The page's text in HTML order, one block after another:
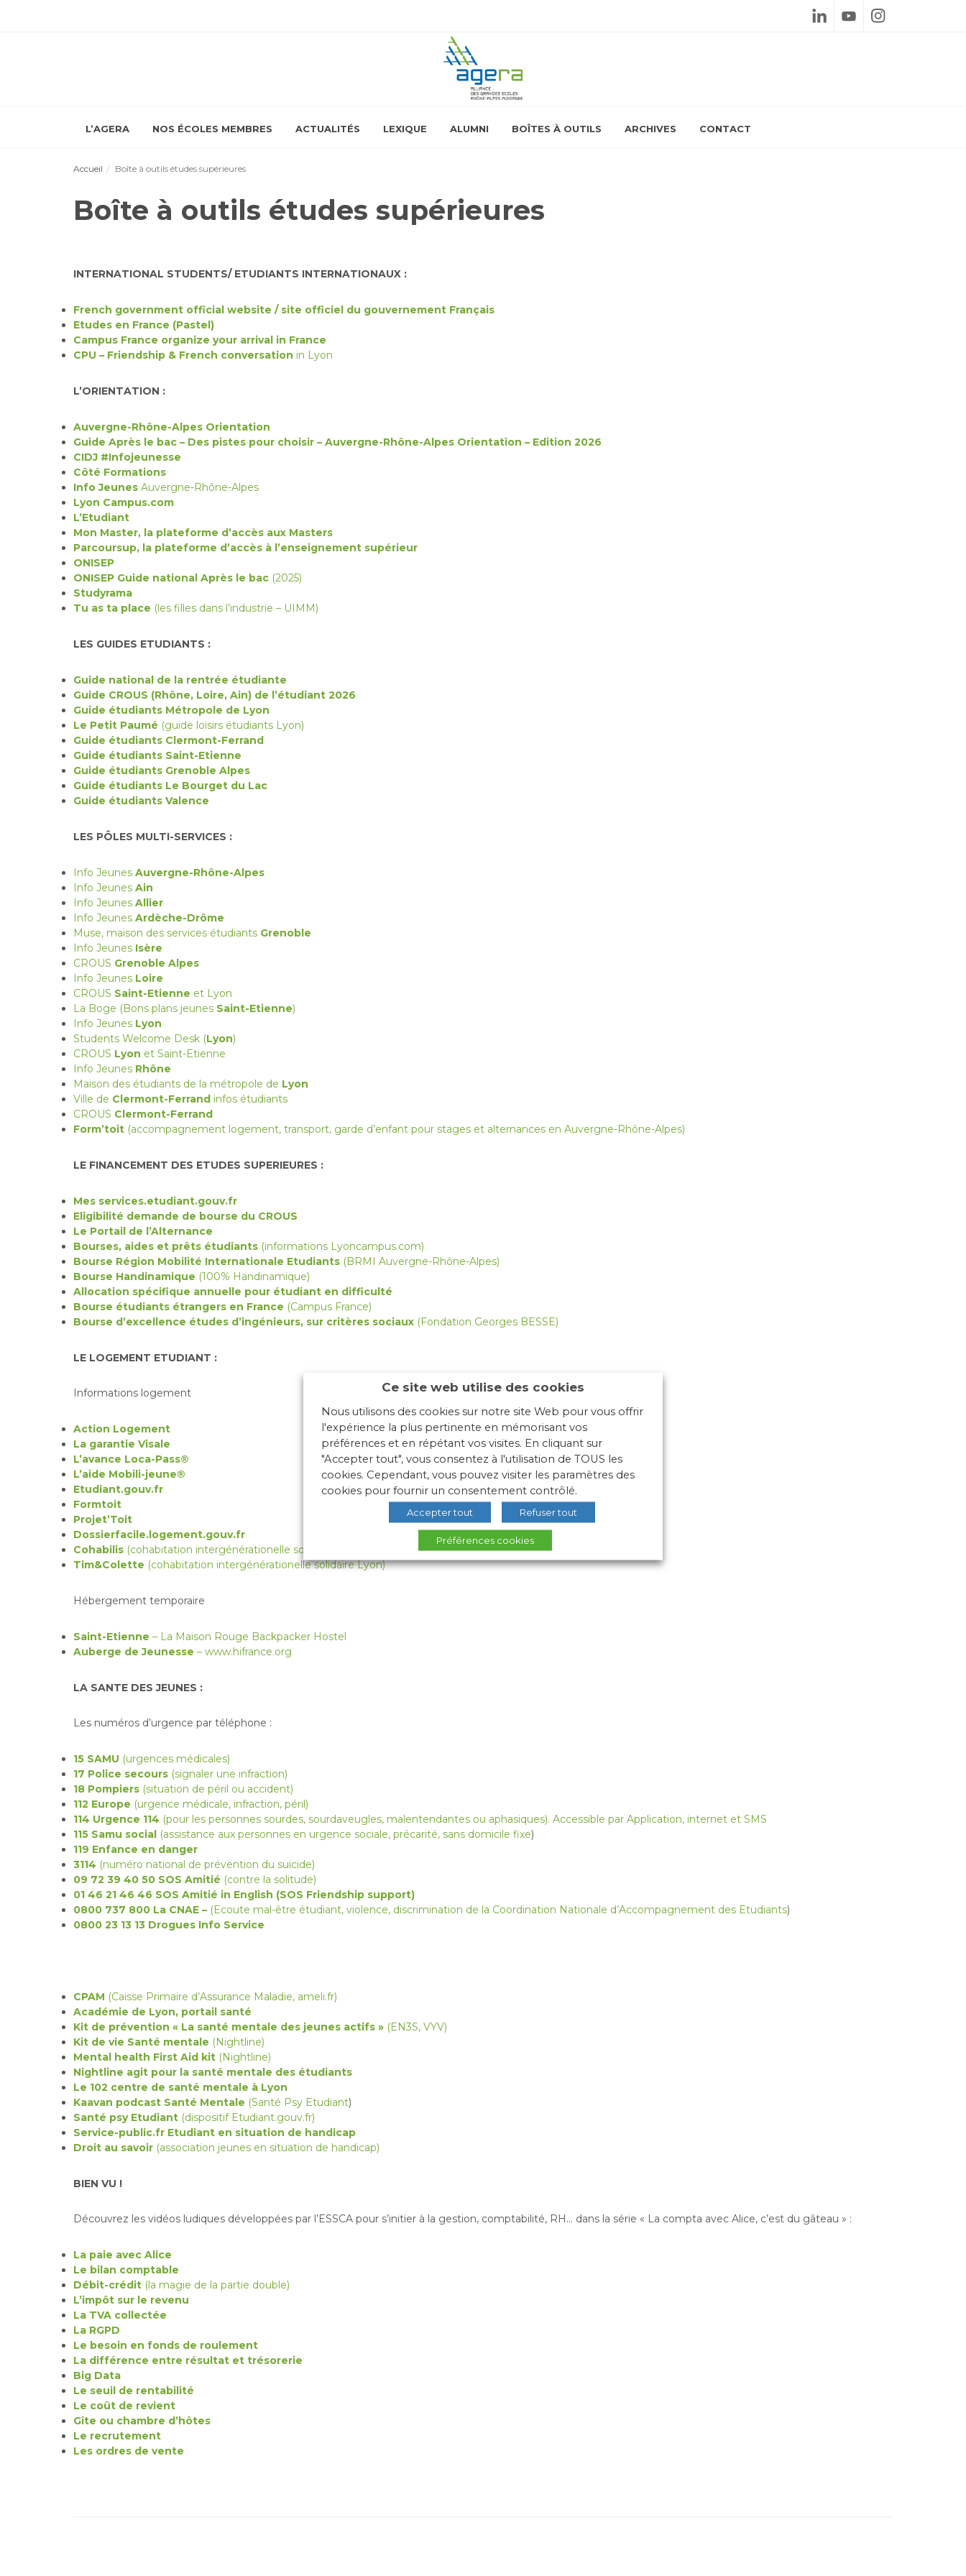
L’AGERA NOS ÉCOLES MEMBRES ACTUALITÉS LEXIQUE ALUMNI BOÎTES À OUTILS ARCHIVES CONTACT
Accueil Boîte à outils études supérieures
Boîte à outils études supérieures
INTERNATIONAL STUDENTS/ ETUDIANTS INTERNATIONAUX :
French government official website / site officiel du gouvernement Français
Etudes en France (Pastel)
Campus France organize your arrival in France
CPU – Friendship & French conversation in Lyon
L’ORIENTATION :
Auvergne-Rhône-Alpes Orientation
Guide Après le bac – Des pistes pour choisir – Auvergne-Rhône-Alpes Orientation – Edition 2026
CIDJ #Infojeunesse
Côté Formations
Info Jeunes Auvergne-Rhône-Alpes
Lyon Campus.com
L’Etudiant
Mon Master, la plateforme d’accès aux Masters
Parcoursup, la plateforme d’accès à l’enseignement supérieur
ONISEP
ONISEP Guide national Après le bac (2025)
Studyrama
Tu as ta place (les filles dans l’industrie – UIMM)
LES GUIDES ETUDIANTS :
Guide national de la rentrée étudiante
Guide CROUS (Rhône, Loire, Ain) de l’étudiant 2026
Guide étudiants Métropole de Lyon
Le Petit Paumé (guide loisirs étudiants Lyon)
Guide étudiants Clermont-Ferrand
Guide étudiants Saint-Etienne
Guide étudiants Grenoble Alpes
Guide étudiants Le Bourget du Lac
Guide étudiants Valence
LES PÔLES MULTI-SERVICES :
Info Jeunes Auvergne-Rhône-Alpes
Info Jeunes Ain
Info Jeunes Allier
Info Jeunes Ardèche-Drôme
Muse, maison des services étudiants Grenoble
Info Jeunes Isère
CROUS Grenoble Alpes
Info Jeunes Loire
CROUS Saint-Etienne et Lyon
La Boge (Bons plans jeunes Saint-Etienne)
Info Jeunes Lyon
Students Welcome Desk (Lyon)
CROUS Lyon et Saint-Etienne
Info Jeunes Rhône
Maison des étudiants de la métropole de Lyon
Ville de Clermont-Ferrand infos étudiants
CROUS Clermont-Ferrand
Form’toit (accompagnement logement, transport, garde d’enfant pour stages et alternances en Auvergne-Rhône-Alpes)
LE FINANCEMENT DES ETUDES SUPERIEURES :
Mes services.etudiant.gouv.fr
Eligibilité demande de bourse du CROUS
Le Portail de l’Alternance
Bourses, aides et prêts étudiants (informations Lyoncampus.com)
Bourse Région Mobilité Internationale Etudiants (BRMI Auvergne-Rhône-Alpes)
Bourse Handinamique (100% Handinamique)
Allocation spécifique annuelle pour étudiant en difficulté
Bourse étudiants étrangers en France (Campus France)
Bourse d’excellence études d’ingénieurs, sur critères sociaux (Fondation Georges BESSE)
LE LOGEMENT ETUDIANT :
Informations logement
Action Logement
La garantie Visale
L’avance Loca-Pass®
L’aide Mobili-jeune®
Etudiant.gouv.fr
Formtoit
Projet’Toit
Dossierfacile.logement.gouv.fr
Cohabilis (cohabitation intergénérationelle solidaire Auvergne-Rhône-Alpes)
Tim&Colette (cohabitation intergénérationelle solidaire Lyon)
Hébergement temporaire
Saint-Etienne – La Maison Rouge Backpacker Hostel
Auberge de Jeunesse – www.hifrance.org
LA SANTE DES JEUNES :
Les numéros d’urgence par téléphone :
15 SAMU (urgences médicales)
17 Police secours (signaler une infraction)
18 Pompiers (situation de péril ou accident)
112 Europe (urgence médicale, infraction, péril)
114 Urgence 114 (pour les personnes sourdes, sourdaveugles, malentendantes ou aphasiques). Accessible par Application, internet et SMS
115 Samu social (assistance aux personnes en urgence sociale, précarité, sans domicile fixe)
119 Enfance en danger
3114 (numéro national de prévention du suicide)
09 72 39 40 50 SOS Amitié (contre la solitude)
01 46 21 46 46 SOS Amitié in English (SOS Friendship support)
0800 737 800 La CNAE – (Ecoute mal-être étudiant, violence, discrimination de la Coordination Nationale d’Accompagnement des Etudiants)
0800 23 13 13 Drogues Info Service
CPAM (Caisse Primaire d’Assurance Maladie, ameli.fr)
Académie de Lyon, portail santé
Kit de prévention « La santé mentale des jeunes actifs » (EN3S, VYV)
Kit de vie Santé mentale (Nightline)
Mental health First Aid kit (Nightline)
Nightline agit pour la santé mentale des étudiants
Le 102 centre de santé mentale à Lyon
Kaavan podcast Santé Mentale (Santé Psy Etudiant)
Santé psy Etudiant (dispositif Etudiant.gouv.fr)
Service-public.fr Etudiant en situation de handicap
Droit au savoir (association jeunes en situation de handicap)
BIEN VU !
Découvrez les vidéos ludiques développées par l’ESSCA pour s’initier à la gestion, comptabilité, RH… dans la série « La compta avec Alice, c’est du gâteau » :
La paie avec Alice
Le bilan comptable
Débit-crédit (la magie de la partie double)
L’impôt sur le revenu
La TVA collectée
La RGPD
Le besoin en fonds de roulement
La différence entre résultat et trésorerie
Big Data
Le seuil de rentabilité
Le coût de revient
Gîte ou chambre d’hôtes
Le recrutement
Les ordres de vente
Ce site web utilise des cookies
Nous utilisons des cookies sur notre site Web pour vous offrir
l'expérience la plus pertinente en mémorisant vos
préférences et en répétant vos visites. En cliquant sur
"Accepter tout", vous consentez à l'utilisation de TOUS les
cookies. Cependant, vous pouvez visiter les paramètres des
cookies pour fournir un consentement contrôlé.
Accepter tout Refuser tout
Préférences cookies